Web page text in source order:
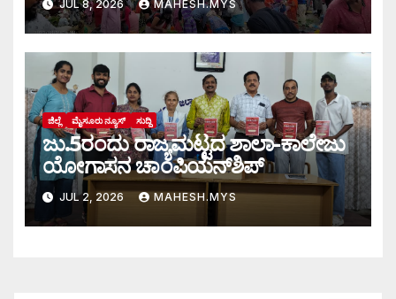
ಕ್ರಮಕ್ಕೆ ಸಾರ್ವಜನಿಕರ ಒತ್ತಾಯ
JUL 8, 2026 MAHESH.MYS
ಜಿಲ್ಲೆ ಮೈಸೂರು ನ್ಯೂಸ್ ಸುದ್ದಿ
ಜು.5ರಂದು ರಾಜ್ಯಮಟ್ಟದ ಶಾಲಾ-ಕಾಲೇಜು
ಯೋಗಾಸನ ಚಾಂಪಿಯನ್‌ಶಿಪ್
JUL 2, 2026 MAHESH.MYS